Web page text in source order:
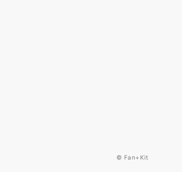
© Fan+Kit